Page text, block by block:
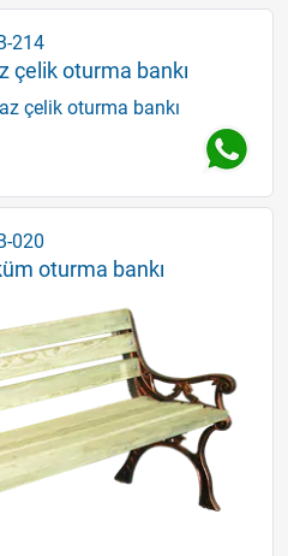
214
çelik oturma bankı
020
oturma bankı